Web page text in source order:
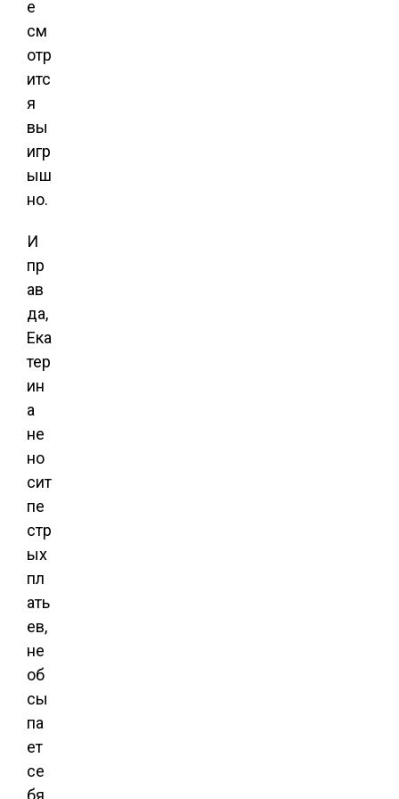
е
см
отр
итс
я
вы
игр
ыш
но.
И
пр
ав
да,
Ека
тер
ин
а
не
но
сит
пе
стр
ых
пл
ать
ев,
не
об
сы
па
ет
се
бя